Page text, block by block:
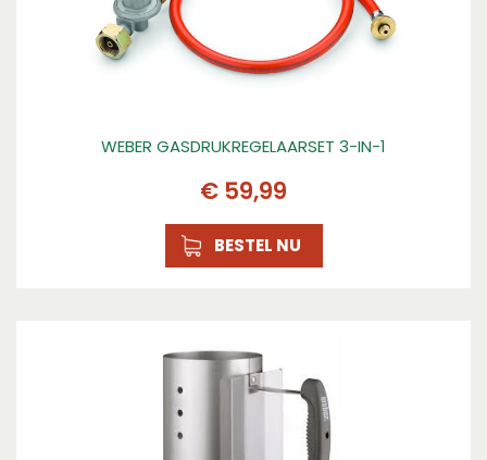
WEBER GASDRUKREGELAARSET 3-IN-1
€ 59,99
BESTEL NU